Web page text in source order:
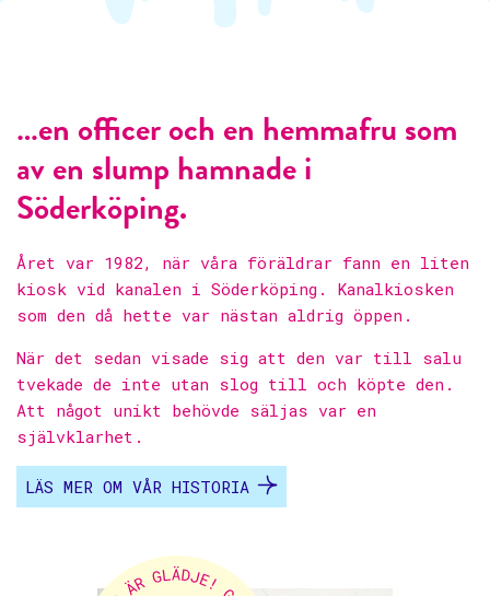
…en officer och en hemmafru som
av en slump hamnade i
Söderköping.
Året var 1982, när våra föräldrar fann en liten
kiosk vid kanalen i Söderköping. Kanalkiosken
som den då hette var nästan aldrig öppen.
När det sedan visade sig att den var till salu
tvekade de inte utan slog till och köpte den.
Att något unikt behövde säljas var en
självklarhet.
LÄS MER OM VÅR HISTORIA